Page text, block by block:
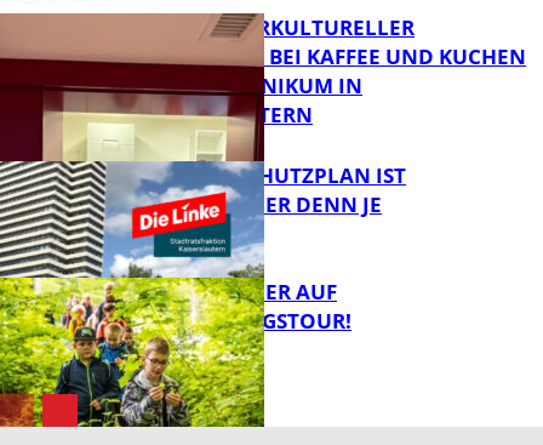
FB News
FB Gesundheit
NEUER INTERKULTURELLER
TREFFPUNKT BEI KAFFEE UND KUCHEN
IM PFALZKLINIKUM IN
KAISERSLAUTERN
FB News
EIN HITZESCHUTZPLAN IST
NOTWENDIGER DENN JE
MIT DEM JÄGER AUF
ENTDECKUNGSTOUR!